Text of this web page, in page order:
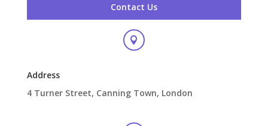
Contact Us

Address
4 Turner Street, Canning Town, London